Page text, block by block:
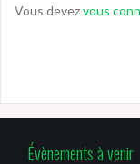
Vous devezvous
Évènements à venir